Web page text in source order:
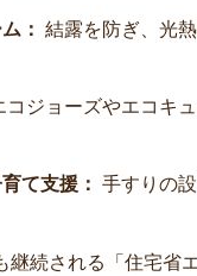
： 結露を防ぎ、光
コジョーズやエコキ
て支援： 手すりの
継続される「住宅省